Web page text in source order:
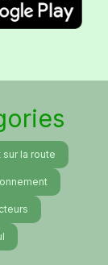
la route